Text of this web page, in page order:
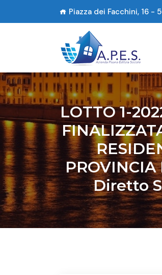
Piazza dei Facchini, 16 -
LOTTO 1-
PROVINCIA
Diretto